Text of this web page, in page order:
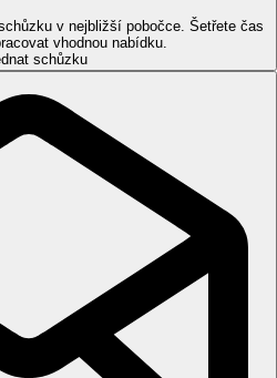
programy.
miniklub, dětská postýlka zdarma.
hotelu.
164 km od hotelu.
v nejbližší pobočce. Šetřete čas
vhodnou nabídku.
schůzku